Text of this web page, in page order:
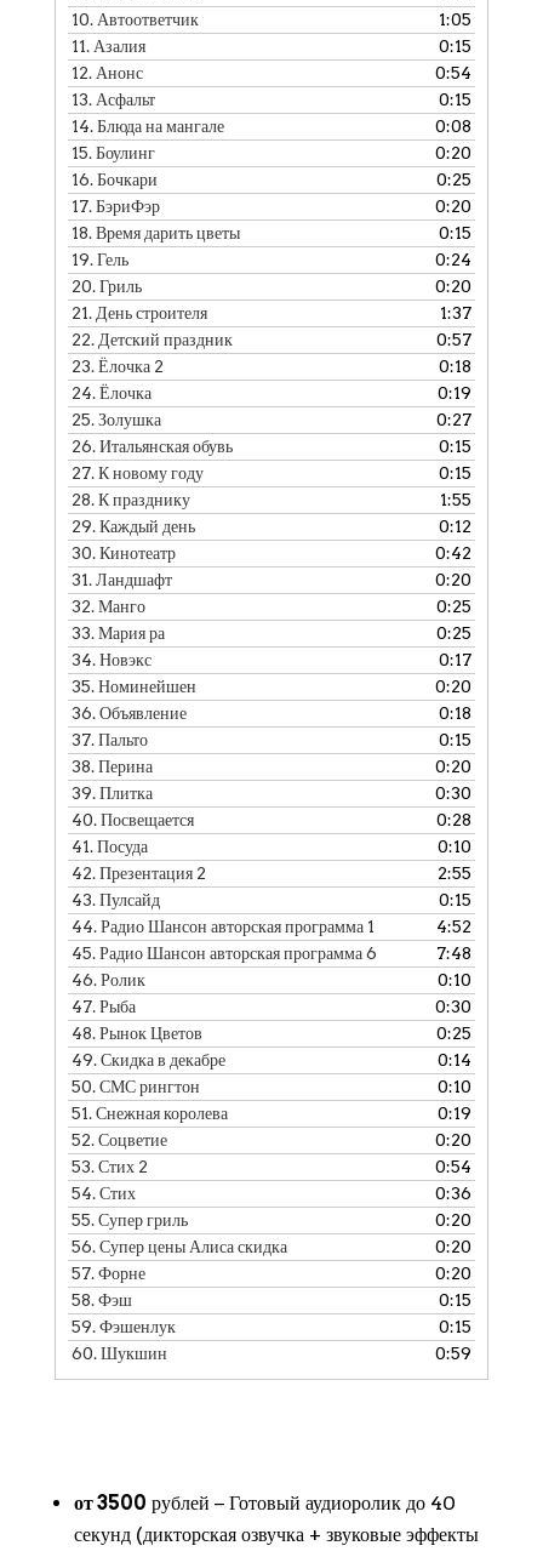
10. Автоответчик
1:05
11. Азалия
0:15
12. Анонс
0:54
13. Асфальт
0:15
14.Блюда на мангале
0:08
15.Боулинг
0:20
16.Бочкари
0:25
17.БэриФэр
0:20
18.Время дарить цветы
0:15
19.Гель
0:24
20.Гриль
0:20
21. День строителя
1:37
22. Детский праздник
0:57
23.Ёлочка 2
0:18
24.Ёлочка
0:19
25.Золушка
0:27
26.Итальянская обувь
0:15
27.К новому году
0:15
28.К празднику
1:55
29.Каждый день
0:12
30.Кинотеатр
0:42
31.Ландшафт
0:20
32.Манго
0:25
33.Мария ра
0:25
34.Новэкс
0:17
35.Номинейшен
0:20
36.Объявление
0:18
37.Пальто
0:15
38.Перина
0:20
39.Плитка
0:30
40.Посвещается
0:28
41.Посуда
0:10
42.Презентация 2
2:55
43.Пулсайд
0:15
44.Радио Шансон авторская программа 1
4:52
45.Радио Шансон авторская программа 6
7:48
46.Ролик
0:10
47.Рыба
0:30
48.Рынок Цветов
0:25
49.Скидка в декабре
0:14
50.СМС рингтон
0:10
51.Снежная королева
0:19
52.Соцветие
0:20
53.Стих 2
0:54
54.Стих
0:36
55.Супер гриль
0:20
56.Супер цены Алиса скидка
0:20
57.Форне
0:20
58.Фэш
0:15
59.Фэшенлук
0:15
60.Шукшин 0:59
от 3500 рублей − Готовый аудиоролик до 40
секунд (дикторская озвучка + звуковые эффекты